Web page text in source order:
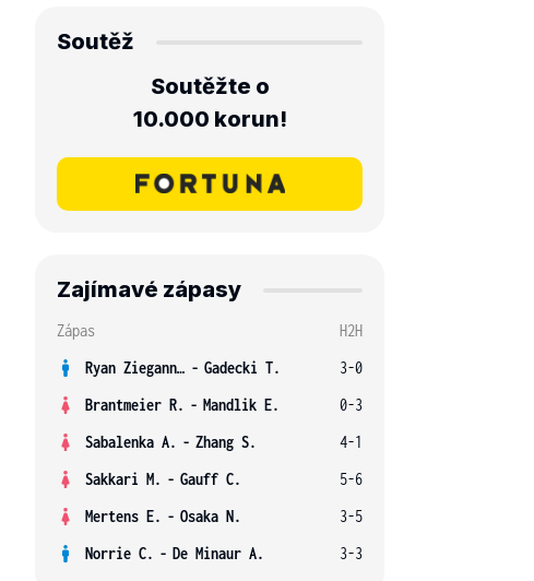
Soutěž
Soutěžte o
10.000 korun!
Zajímavé zápasy
Zápas
H2H
Ryan Ziegann S. - Gadecki T.
3-0
Brantmeier R. - Mandlik E.
0-3
Sabalenka A. - Zhang S.
4-1
Sakkari M. - Gauff C.
5-6
Mertens E. - Osaka N.
3-5
Norrie C. - De Minaur A. 3-3